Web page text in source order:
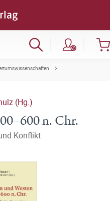
(Hg.)
n. Chr.
Konflikt